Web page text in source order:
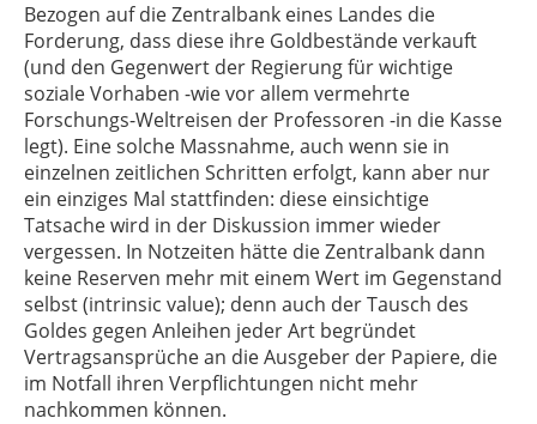
Bezogen auf die Zentralbank eines Landes die
Forderung, dass diese ihre Goldbestände verkauft
(und den Gegenwert der Regierung für wichtige
soziale Vorhaben -wie vor allem vermehrte
Forschungs-Weltreisen der Professoren -in die Kasse
legt). Eine solche Massnahme, auch wenn sie in
einzelnen zeitlichen Schritten erfolgt, kann aber nur
ein einziges Mal stattfinden: diese einsichtige
Tatsache wird in der Diskussion immer wieder
vergessen. In Notzeiten hätte die Zentralbank dann
keine Reserven mehr mit einem Wert im Gegenstand
selbst (intrinsic value); denn auch der Tausch des
Goldes gegen Anleihen jeder Art begründet
Vertragsansprüche an die Ausgeber der Papiere, die
im Notfall ihren Verpflichtungen nicht mehr
nachkommen können.